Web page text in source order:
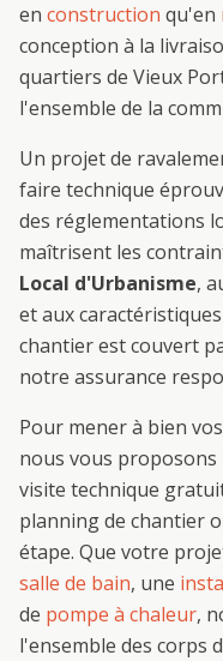
en construction qu'en
conception à la
quartiers de Vieux
l'ensemble de la
Un projet de
faire technique
des réglementations
maîtrisent les
Local d'Urbanisme,
et aux
chantier est couvert
notre assurance
Pour mener à bien
nous vous proposons
visite technique
planning de chantier
étape. Que votre
salle de bain, une
de pompe à chaleur,
l'ensemble des corps